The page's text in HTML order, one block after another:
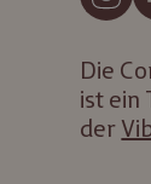
Die
ist ein
der